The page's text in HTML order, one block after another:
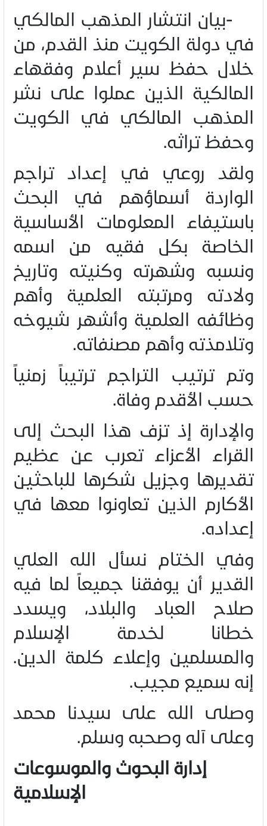
-بيان انتشار المذهب المالكي
في دولة الكويت منذ القدم، من
خلال حفظ سير أعلام وفقهاء
المالكية الذين عملوا على نشر
المذهب المالكي في الكويت
وحفظ تراثه.
ولقد روعي في إعداد تراجم
الواردة أسماؤهم في البحث
باستيفاء المعلومات الأساسية
الخاصة بكل فقيه من اسمه
ونسبه وشهرته وكنيته وتاريخ
ولادته ومرتبته العلمية وأهم
وظائفه العلمية وأشهر شيوخه
وتلامذته وأهم مصنفاته.
وتم ترتيب التراجم ترتيباً زمنياً
حسب الأقدم وفاة.
والإدارة إذ تزف هذا البحث إلى
القراء الأعزاء تعرب عن عظيم
تقديرها وجزيل شكرها للباحثين
الأكارم الذين تعاونوا معها في
إعداده.
وفي الختام نسأل الله العلي
القدير أن يوفقنا جميعاً لما فيه
صلاح العباد والبلاد، ويسدد
خطانا لخدمة الإسلام
والمسلمين وإعلاء كلمة الدين.
إنه سميع مجيب.
وصلى الله على سيدنا محمد
وعلى آله وصحبه وسلم.
إدارة البحوث والموسوعات
الإسلامية